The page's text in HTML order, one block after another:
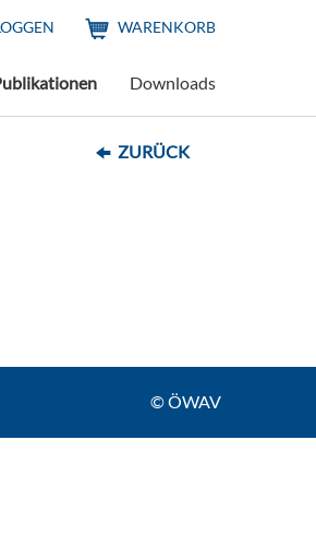
WARENKORB
Downloads
ZURÜCK
© ÖWAV